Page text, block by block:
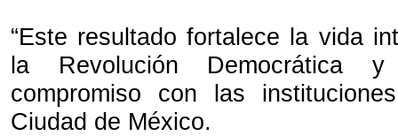
“Este resultado fortalece la vida
la Revolución Democrática y
compromiso con las
Ciudad de México.